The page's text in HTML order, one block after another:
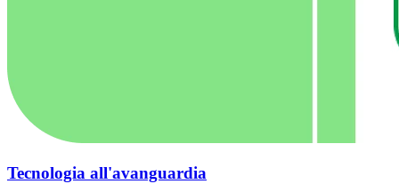
Tecnologia all'avanguardia